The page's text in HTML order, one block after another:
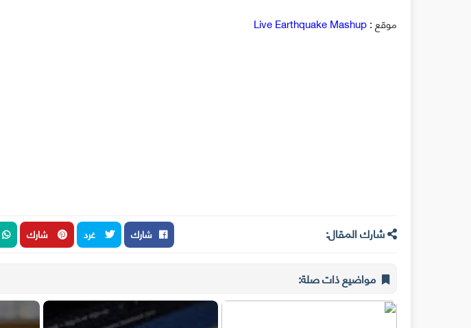
موقع :Live Earthquake Mashup
شارك المقال: شارك غرد شارك
مواضيع ذات صلة: